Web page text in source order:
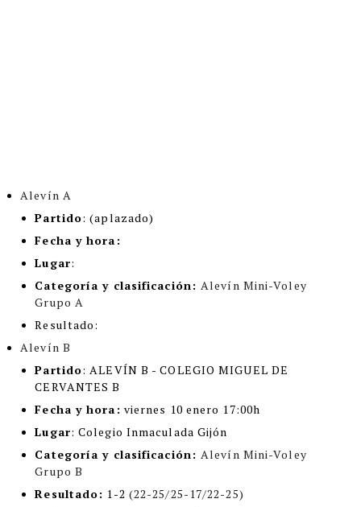
Alevín A
Partido: (aplazado)
Fecha y hora:
Lugar:
Categoría y clasificación:Alevín Mini-Voley
Grupo A
Resultado:
Alevín B
Partido:ALEVÍN B - COLEGIO MIGUEL DE
CERVANTES B
Fecha y hora: viernes 10 enero 17:00h
Lugar:Colegio Inmaculada Gijón
Categoría y clasificación:Alevín Mini-Voley
Grupo B
Resultado: 1-2 (22-25/25-17/22-25)